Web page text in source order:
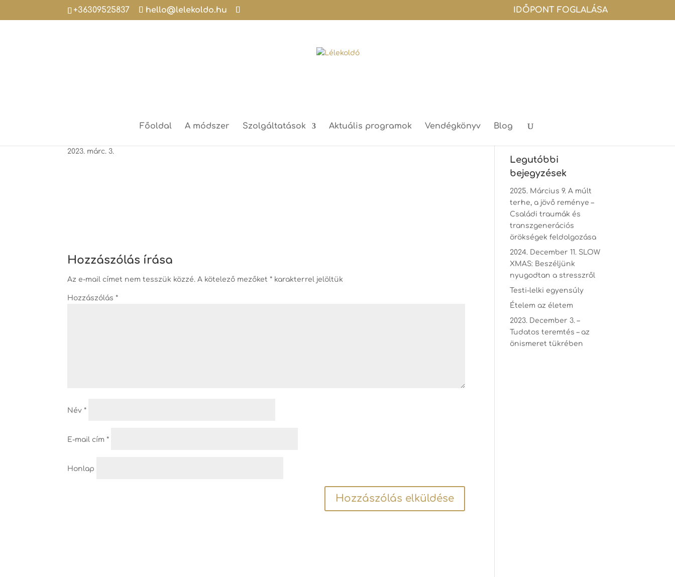
+36309525837 hello@lelekoldo.hu IDŐPONT FOGLALÁSA
Főoldal A módszer Szolgáltatások Aktuális programok Vendégkönyv Blog
Fogaddelengeddelpodcast4
2023. márc. 3.
Hozzászólás írása
Az e-mail címet nem tesszük közzé. A kötelező mezőket* karakterrel jelöltük
Hozzászólás*
Név*
E-mail cím*
Honlap
Legutóbbi
bejegyzések
2025. Március 9. A múlt
terhe, a jövő reménye –
Családi traumák és
transzgenerációs
örökségek feldolgozása
2024. December 11. SLOW
XMAS: Beszéljünk
nyugodtan a stresszről
Testi-lelki egyensúly
Ételem az életem
2023. December 3. –
Tudatos teremtés – az
önismeret tükrében